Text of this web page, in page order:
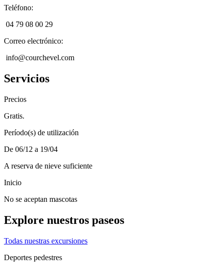
Teléfono:
04 79 08 00 29
Correo electrónico:
info@courchevel.com
Servicios
Precios
Gratis.
Período(s) de utilización
De 06/12 a 19/04
A reserva de nieve suficiente
Inicio
No se aceptan mascotas
Explore nuestros paseos
Todas nuestras excursiones
Deportes pedestres